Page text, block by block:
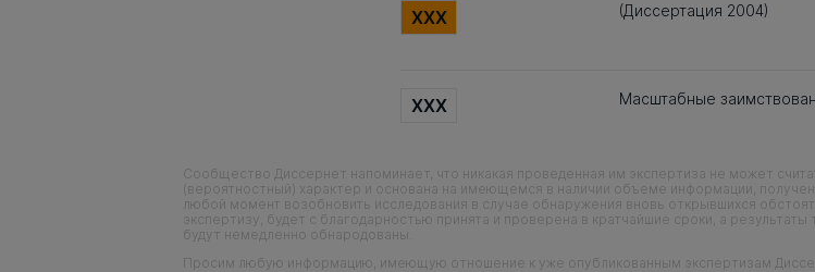
XXX (Диссертация 2004)
XXX Масштабные
Сообщество Диссернет напоминает, что никакая проведенная им экспертиза не может
(вероятностный) характер и основана на имеющемся в наличии объеме информации,
любой момент возобновить исследования в случае обнаружения вновь открывшихся
экспертизу, будет с благодарностью принята и проверена в кратчайшие сроки, а
будут немедленно обнародованы.
Просим любую информацию, имеющую отношение к уже опубликованным экспертизам